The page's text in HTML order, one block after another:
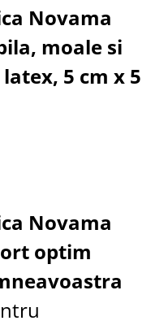
Novama
moale si
5 cm x 5
Novama
optim